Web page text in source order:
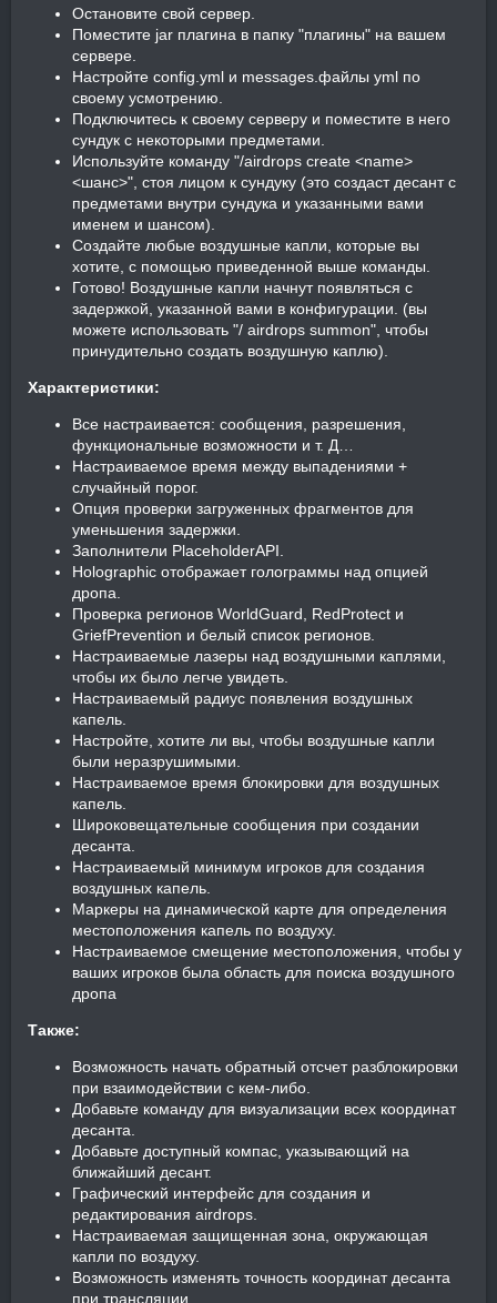
Остановите свой сервер.
Поместите jar плагина в папку "плагины" на вашем
сервере.
Настройте config.yml и messages.файлы yml по
своему усмотрению.
Подключитесь к своему серверу и поместите в него
сундук с некоторыми предметами.
Используйте команду "/airdrops create <name>
<шанс>", стоя лицом к сундуку (это создаст десант с
предметами внутри сундука и указанными вами
именем и шансом).
Создайте любые воздушные капли, которые вы
хотите, с помощью приведенной выше команды.
Готово! Воздушные капли начнут появляться с
задержкой, указанной вами в конфигурации. (вы
можете использовать "/ airdrops summon", чтобы
принудительно создать воздушную каплю).
Характеристики:
Все настраивается: сообщения, разрешения,
функциональные возможности и т. Д…
Настраиваемое время между выпадениями +
случайный порог.
Опция проверки загруженных фрагментов для
уменьшения задержки.
Заполнители PlaceholderAPI.
Holographic отображает голограммы над опцией
дропа.
Проверка регионов WorldGuard, RedProtect и
GriefPrevention и белый список регионов.
Настраиваемые лазеры над воздушными каплями,
чтобы их было легче увидеть.
Настраиваемый радиус появления воздушных
капель.
Настройте, хотите ли вы, чтобы воздушные капли
были неразрушимыми.
Настраиваемое время блокировки для воздушных
капель.
Широковещательные сообщения при создании
десанта.
Настраиваемый минимум игроков для создания
воздушных капель.
Маркеры на динамической карте для определения
местоположения капель по воздуху.
Настраиваемое смещение местоположения, чтобы у
ваших игроков была область для поиска воздушного
дропа
Также:
Возможность начать обратный отсчет разблокировки
при взаимодействии с кем-либо.
Добавьте команду для визуализации всех координат
десанта.
Добавьте доступный компас, указывающий на
ближайший десант.
Графический интерфейс для создания и
редактирования airdrops.
Настраиваемая защищенная зона, окружающая
капли по воздуху.
Возможность изменять точность координат десанта
при трансляции.